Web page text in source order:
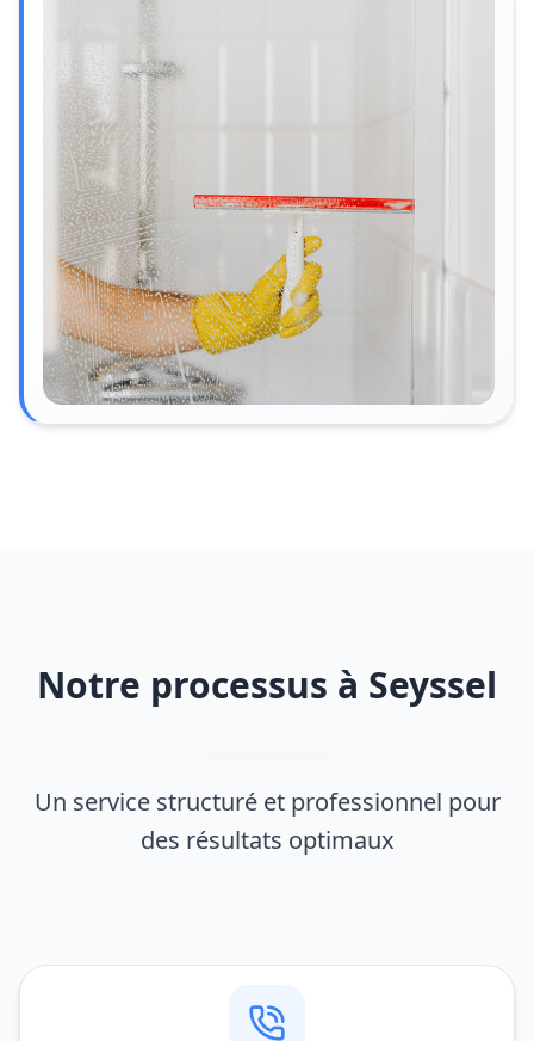
Notre processus à Seyssel
Un service structuré et professionnel pour
des résultats optimaux